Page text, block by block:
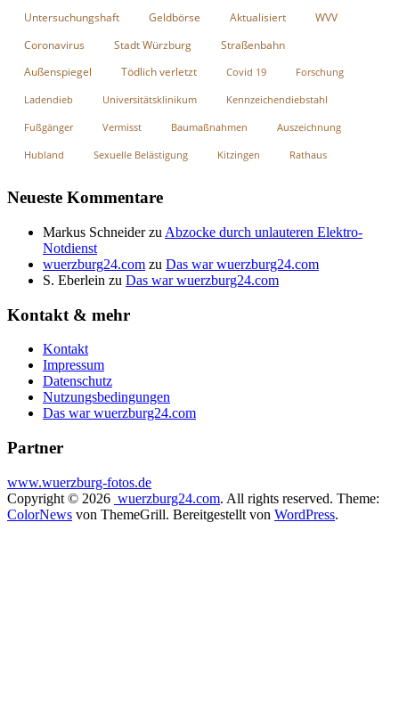
Untersuchungshaft Geldbörse Aktualisiert
WVV
Coronavirus
Stadt Würzburg Straßenbahn
Außenspiegel Tödlich verletzt Covid 19 Forschung
Ladendieb Universitätsklinikum Kennzeichendiebstahl
Fußgänger Vermisst Baumaßnahmen Auszeichnung
Hubland Sexuelle Belästigung Kitzingen Rathaus
Neueste Kommentare
Markus Schneiderzu Abzocke durch unlauteren Elektro-
Notdienst
wuerzburg24.com zu Das war wuerzburg24.com
S. Eberlein zu Das war wuerzburg24.com
Kontakt & mehr
Kontakt
Impressum
Datenschutz
Nutzungsbedingungen
Das war wuerzburg24.com
Partner
www.wuerzburg-fotos.de
Copyright © 2026 wuerzburg24.com. All rights reserved. Theme:
ColorNews von ThemeGrill. Bereitgestellt von WordPress.